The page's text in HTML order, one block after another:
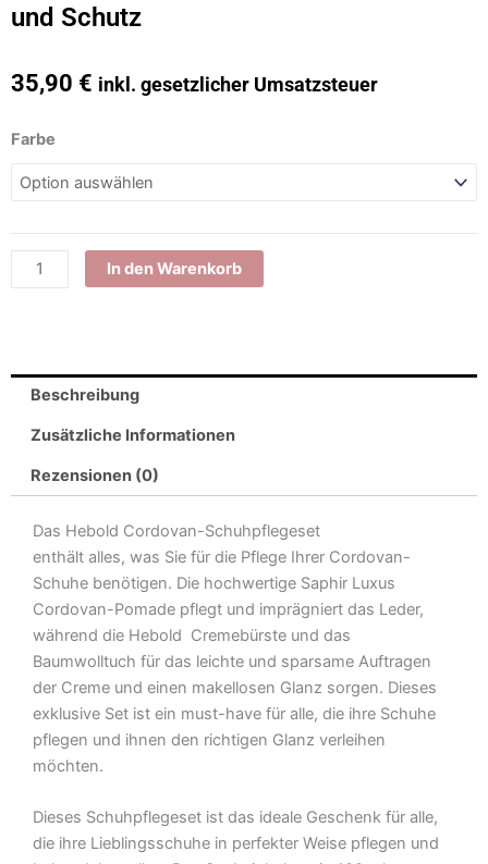
und Schutz
35,90 € inkl. gesetzlicher Umsatzsteuer
Farbe
Hebold
Cordovan
Pflegecreme-
–
Saphir
Schuhcreme
Leder
Schuhe
Baumwolltuch
und
Baumwollbeutel
Hochwertige
Schuhpflege
langanhaltende
Pflege
und
Schutz
Menge
In den Warenkorb
Beschreibung
Zusätzliche Informationen
Rezensionen (0)
Das Hebold Cordovan-Schuhpflegeset
enthält alles, was Sie für die Pflege Ihrer Cordovan-
Schuhe benötigen. Die hochwertige Saphir Luxus
Cordovan-Pomade pflegt und imprägniert das Leder,
während die Hebold Cremebürste und das
Baumwolltuch für das leichte und sparsame Auftragen
der Creme und einen makellosen Glanz sorgen. Dieses
exklusive Set ist ein must-have für alle, die ihre Schuhe
pflegen und ihnen den richtigen Glanz verleihen
möchten.
Dieses Schuhpflegeset ist das ideale Geschenk für alle,
die ihre Lieblingsschuhe in perfekter Weise pflegen und